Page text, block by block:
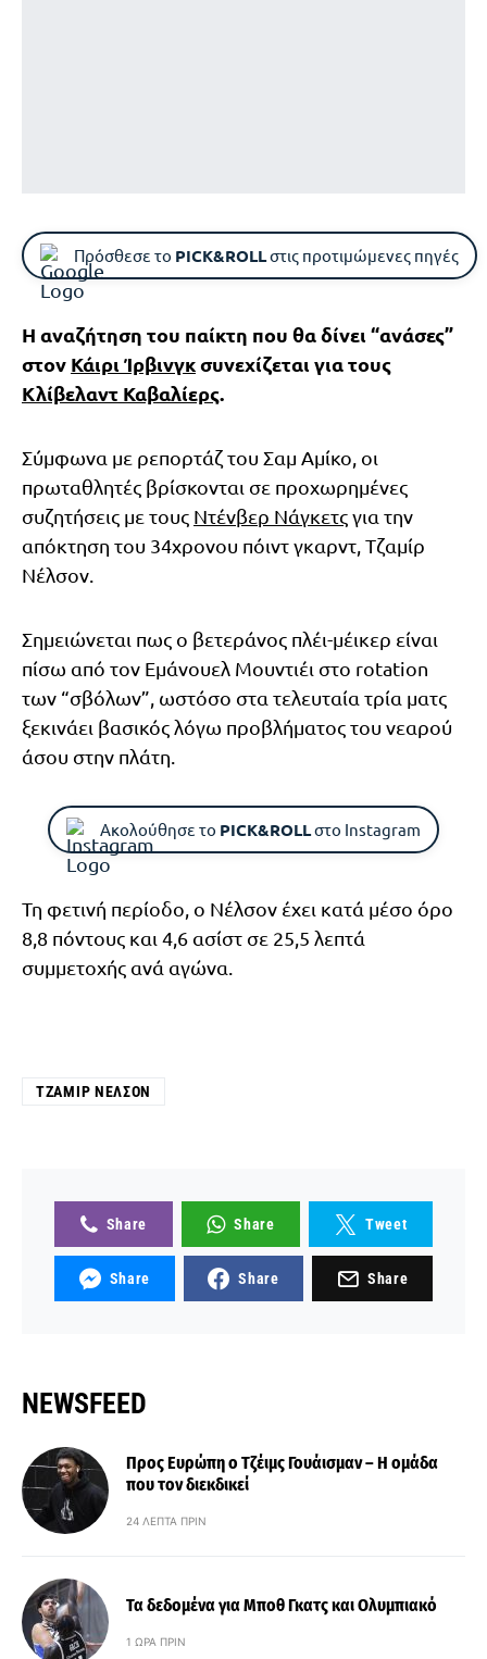
Πρόσθεσε το PICK&ROLLστις προτιμώμενες πηγές
Η αναζήτηση του παίκτη που θα δίνει “ανάσες”
στον Κάιρι Ίρβινγκσυνεχίζεται για τους
Κλίβελαντ Καβαλίερς.
Σύμφωνα με ρεπορτάζ του Σαμ Αμίκο, οι
πρωταθλητές βρίσκονται σε προχωρημένες
συζητήσεις με τους Ντένβερ Νάγκετςγια την
απόκτηση του 34χρονου πόιντ γκαρντ, Τζαμίρ
Νέλσον.
Σημειώνεται πως ο βετεράνος πλέι-μέικερ είναι
πίσω από τον Εμάνουελ Μουντιέι στο rotation
των “σβόλων”, ωστόσο στα τελευταία τρία ματς
ξεκινάει βασικός λόγω προβλήματος του νεαρού
άσου στην πλάτη.
Ακολούθησε το PICK&ROLLστο Instagram
Τη φετινή περίοδο, ο Νέλσον έχει κατά μέσο όρο
8,8 πόντους και 4,6 ασίστ σε 25,5 λεπτά
συμμετοχής ανά αγώνα.
ΤΖΑΜΊΡ ΝΈΛΣΟΝ
Share Share Tweet
Share Share Share
NEWSFEED
Προς Ευρώπη ο Τζέιμς Γουάισμαν – Η ομάδα
που τον διεκδικεί
24 ΛΕΠΤΆ ΠΡΙΝ
Τα δεδομένα για Μποθ Γκατς και Ολυμπιακό
1 ΏΡΑ ΠΡΙΝ